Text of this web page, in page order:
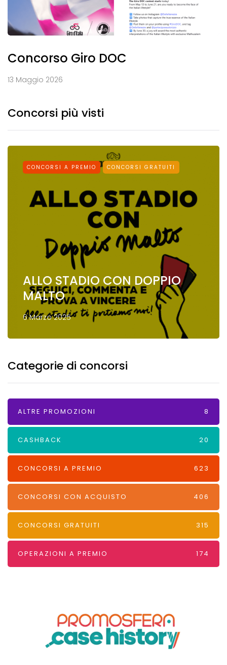
Concorso Giro DOC
13 Maggio 2026
Concorsi più visti
CONCORSI A PREMIO CONCORSI GRATUITI
ALLO STADIO CON DOPPIO
MALTO
6 Marzo 2025
Categorie di concorsi
ALTRE PROMOZIONI 8
CASHBACK 20
CONCORSI A PREMIO 623
CONCORSI CON ACQUISTO 406
CONCORSI GRATUITI 315
OPERAZIONI A PREMIO 174